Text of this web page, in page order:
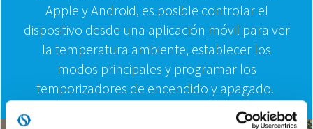
Apple y Android, es posible controlar el
dispositivo desde una aplicación móvil para ver
la temperatura ambiente, establecer los
modos principales y programar los
temporizadores de encendido y apagado.